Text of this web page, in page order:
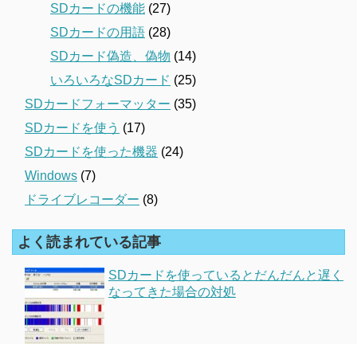
SDカードの機能 (27)
SDカードの用語 (28)
SDカード偽造、偽物 (14)
いろいろなSDカード (25)
SDカードフォーマッター (35)
SDカードを使う (17)
SDカードを使った機器 (24)
Windows (7)
ドライブレコーダー (8)
よく読まれている記事
SDカードを使っているとだんだんと遅く
なってきた場合の対処